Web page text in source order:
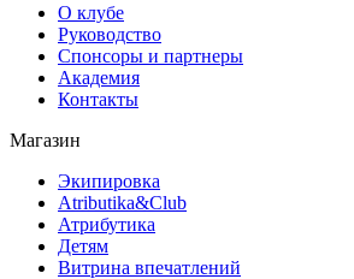
О клубе
Руководство
Спонсоры и партнеры
Академия
Контакты
Магазин
Экипировка
Atributika&Club
Атрибутика
Детям
Витрина впечатлений